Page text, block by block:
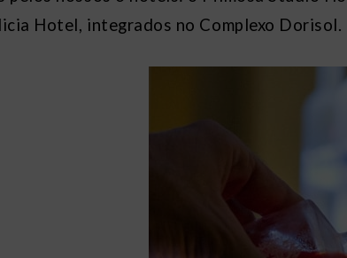
Hotel, integrados no Complexo Dorisol.